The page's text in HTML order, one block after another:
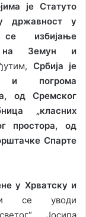
је Статуто
државност у
избијање
на Земун и
Србија је
и погрома
од Сремског
„класних
простора, од
Спарте
у Хрватску и
се уводи